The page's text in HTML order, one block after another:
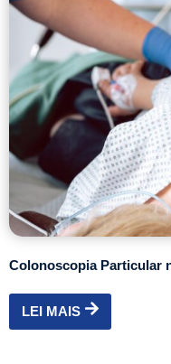
Colonoscopia Particular
LEI MAIS